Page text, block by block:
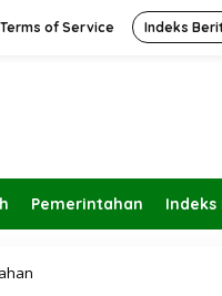
Terms of Service Indeks
Pemerintahan Indeks